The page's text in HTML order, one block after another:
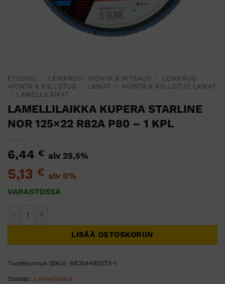
ETUSIVU LEIKKAUS- HIONTA & HITSAUS
LEIKKAUS-
HIONTA & KIILLOTUS
LAIKAT
HIONTA & KIILLOTUS LAIKAT
LAMELLILAIKAT
LAMELLILAIKKA KUPERA STARLINE
NOR 125×22 R82A P80 – 1 KPL
6,44 € alv 25,5%
5,13 € alv 0%
VARASTOSSA
LISÄÄ OSTOSKORIIN
Tuotetunnus (SKU): 66254492273-1
Osasto: Lamellilaikat